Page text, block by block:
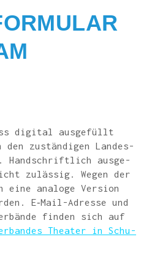
digi­tal aus­ge­füllt
den zustän­di­gen Lan­des­
Hand­schrift­lich aus­ge­
zuläs­sig. Wegen der
eine ana­lo­ge Ver­si­on
E‑Mail-Adres­se und
fin­den sich auf
Thea­ter in Schu­